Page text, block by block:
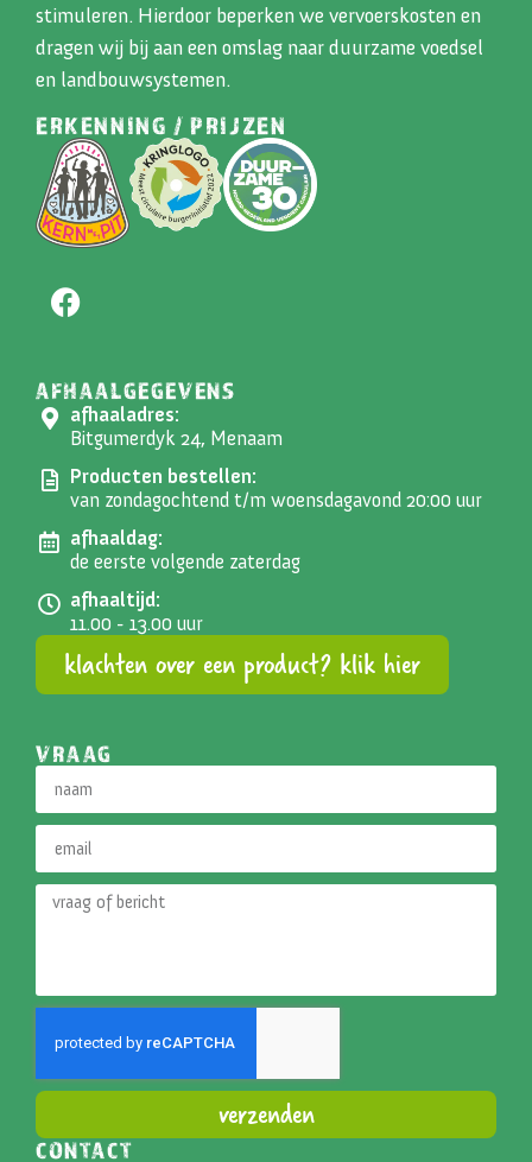
stimuleren. Hierdoor beperken we vervoerskosten en
dragen wij bij aan een omslag naar duurzame voedsel
en landbouwsystemen.
ERKENNING / PRIJZEN
AFHAALGEGEVENS
afhaaladres:
Bitgumerdyk 24, Menaam
Producten bestellen:
van zondagochtend t/m woensdagavond 20:00 uur
afhaaldag:
de eerste volgende zaterdag
afhaaltijd:
11.00 - 13.00 uur
klachten over een product? klik hier
VRAAG
verzenden
CONTACT